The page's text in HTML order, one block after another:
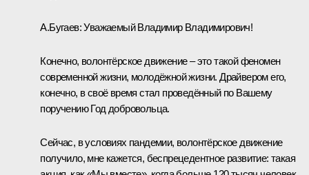
А.Бугаев:Уважаемый Владимир Владимирович!
Конечно, волонтёрское движение – это такой феномен
современной жизни, молодёжной жизни. Драйвером его,
конечно, в своё время стал проведённый по Вашему
поручению Год добровольца.
Сейчас, в условиях пандемии, волонтёрское движение
получило, мне кажется, беспрецедентное развитие: такая